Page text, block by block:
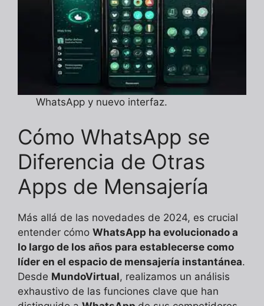
WhatsApp y nuevo interfaz.
Cómo WhatsApp se
Diferencia de Otras
Apps de Mensajería
Más allá de las novedades de 2024, es crucial
entender cómo WhatsApp ha evolucionado a
lo largo de los años para establecerse como
líder en el espacio de mensajería instantánea.
Desde MundoVirtual, realizamos un análisis
exhaustivo de las funciones clave que han